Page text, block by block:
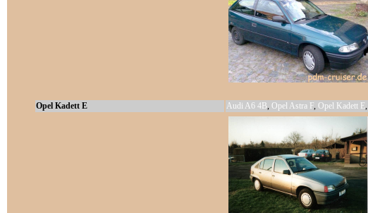
Opel Kadett E Audi A6 4B, Opel Astra F, Opel Kadett E,